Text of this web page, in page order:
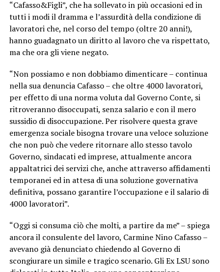
“Cafasso&Figli”, che ha sollevato in più occasioni ed in
tutti i modi il dramma e l’assurdità della condizione di
lavoratori che, nel corso del tempo (oltre 20 anni!),
hanno guadagnato un diritto al lavoro che va rispettato,
ma che ora gli viene negato.
“Non possiamo e non dobbiamo dimenticare – continua
nella sua denuncia Cafasso – che oltre 4000 lavoratori,
per effetto di una norma voluta dal Governo Conte, si
ritroveranno disoccupati, senza salario e con il mero
sussidio di disoccupazione. Per risolvere questa grave
emergenza sociale bisogna trovare una veloce soluzione
che non può che vedere ritornare allo stesso tavolo
Governo, sindacati ed imprese, attualmente ancora
appaltatrici dei servizi che, anche attraverso affidamenti
temporanei ed in attesa di una soluzione governativa
definitiva, possano garantire l’occupazione e il salario di
4000 lavoratori”.
“Oggi si consuma ciò che molti, a partire da me” – spiega
ancora il consulente del lavoro, Carmine Nino Cafasso –
avevano già denunciato chiedendo al Governo di
scongiurare un simile e tragico scenario. Gli Ex LSU sono